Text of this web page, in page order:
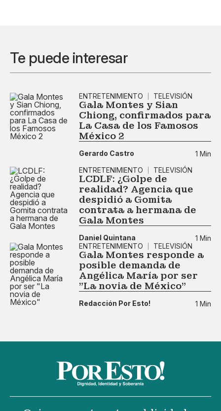
Te puede interesar
ENTRETENIMIENTO TELEVISIÓN
Gala Montes y Sian
Chiong, confirmados para
La Casa de los Famosos
México 2
Gerardo Castro
1 Min
ENTRETENIMIENTO
TELEVISIÓN
LCDLF: ¿Golpe de
realidad? Agencia que
despidió a Gomita
contrata a hermana de
Gala Montes
Daniel Quintana
1 Min
ENTRETENIMIENTO
TELEVISIÓN
Gala Montes responde a
posible demanda de
Angélica María por ser
"La novia de México"
Redacción Por Esto! 1 Min